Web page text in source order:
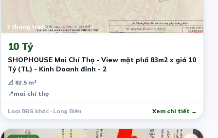
7 tháng trước
10 Tỷ
SHOPHOUSE Mai Chí Thọ - View mặt phố 83m2 x giá 10
Tỷ (TL) - Kinh Doanh đỉnh - 2
📐 82.5 m²
📍mai chí thọ
Loại BĐS khác · Long Biên Xem chi tiết →